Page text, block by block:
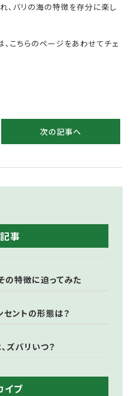
、バリの海の特徴を存分に楽し
こちらのページをあわせてチェ
次の記事へ
事
の特徴に迫ってみた
セントの形態は？
ズバリいつ？
イブ